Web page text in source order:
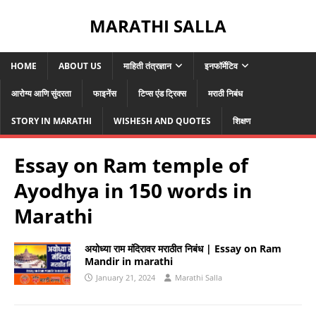
MARATHI SALLA
HOME ABOUT US माहिती तंत्रज्ञान इनफॉर्मेटिव
आरोग्य आणि सुंदरता फाइनेंस टिप्स एंड ट्रिक्स मराठी निबंध
STORY IN MARATHI WISHESH AND QUOTES शिक्षण
Essay on Ram temple of
Ayodhya in 150 words in
Marathi
अयोध्या राम मंदिरावर मराठीत निबंध | Essay on Ram
Mandir in marathi
January 21, 2024 Marathi Salla